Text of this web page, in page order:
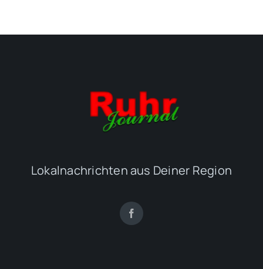
Lokalnachrichten aus Deiner Region